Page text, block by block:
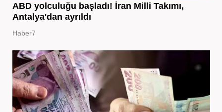
ABD yolculuğu başladı! İran Milli Takımı,
Antalya'dan ayrıldı
Haber7